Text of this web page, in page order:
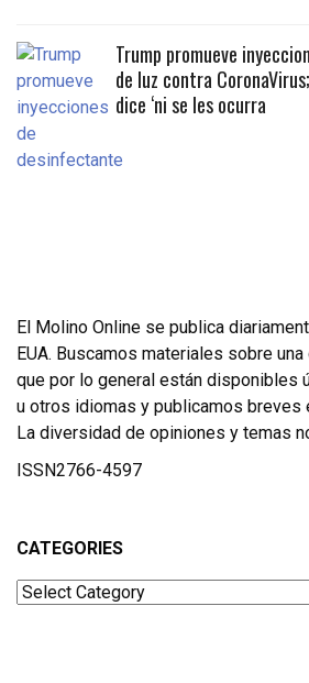
Trump promueve
de luz contra
dice ‘ni se les ocurra
El Molino Online se publica
EUA. Buscamos materiales sobre
que por lo general están disponibles
u otros idiomas y publicamos breves
La diversidad de opiniones y temas
ISSN2766-4597
CATEGORIES
Categories